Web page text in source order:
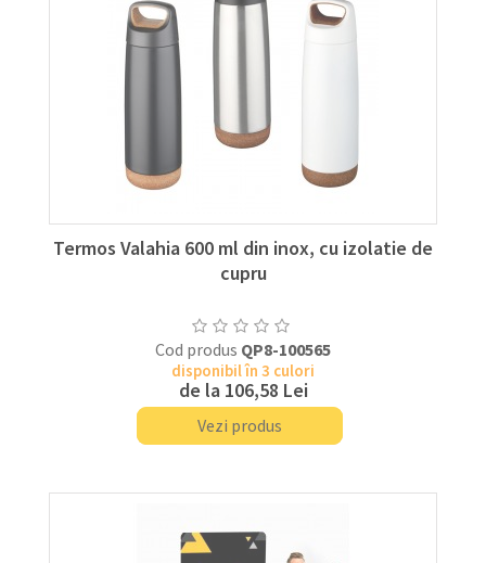
Termos Valahia 600 ml din inox, cu izolatie de
cupru
Cod produs QP8-100565
disponibil în 3 culori
de la 106,58 Lei
Vezi produs